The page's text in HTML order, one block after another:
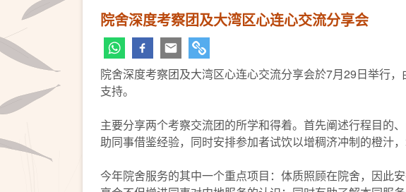
院舍深度考察团及大湾区心连心交流分享会
院舍深度考察团及大湾区心连心交流分享会於7月29日举行
支持。
主要分享两个考察交流团的所学和得着。首先阐述行程目的
助同事借鉴经验，同时安排参加者试饮以增稠济冲制的橙汁，
今年院舍服务的其中一个重点项目：体质照顾在院舍，因此